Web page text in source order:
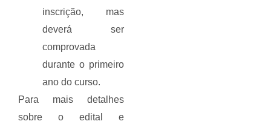
inscrição, mas
deverá ser
comprovada
durante o primeiro
ano do curso.
Para mais detalhes
sobre o edital e